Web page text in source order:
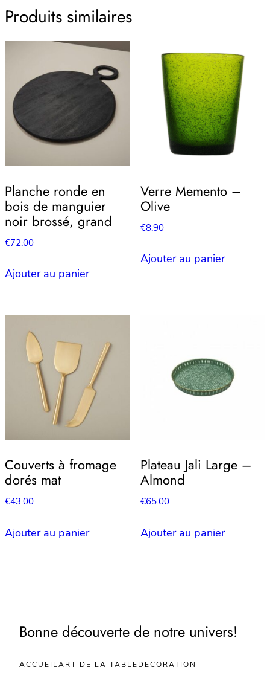
Produits similaires
Planche ronde en
bois de manguier
noir brossé, grand
€72.00
Ajouter au panier
Verre Memento –
Olive
€8.90
Ajouter au panier
Couverts à fromage
dorés mat
€43.00
Ajouter au panier
Plateau Jali Large –
Almond
€65.00
Ajouter au panier
Bonne découverte de notre univers!
ACCUEILART DE LA TABLEDECORATION